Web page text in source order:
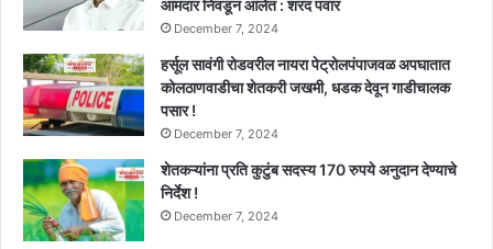
आमदार निवडून आलेत : शरद पवार
December 7, 2024
हर्सूल सावंगी रोडवरील नायरा पेट्रोलपंपाजवळ अपघातात
कोलठाणवाडीचा शेतकरी जखमी, धडक देवून गाडीचालक
पसार !
December 7, 2024
शेतकऱ्यांना प्रति कुटुंब सदस्य 170 रुपये अनुदान देण्याचे
निर्देश !
December 7, 2024